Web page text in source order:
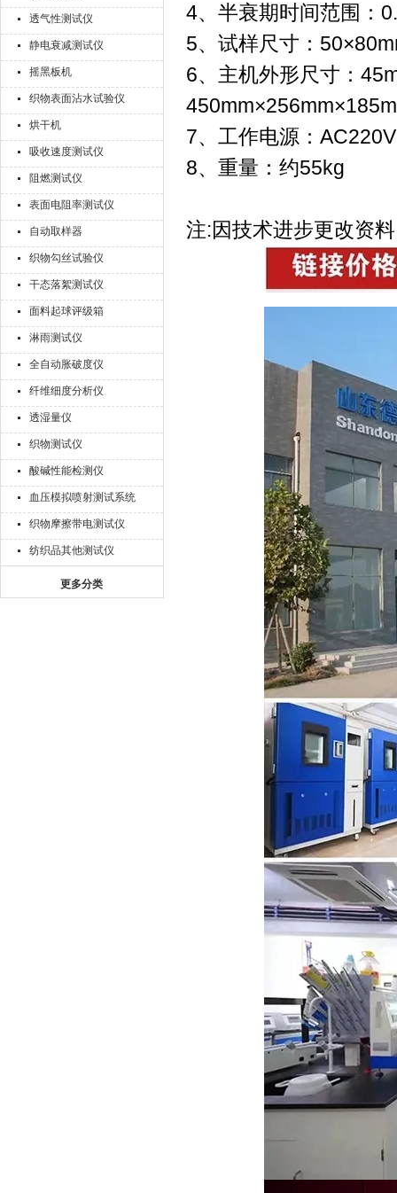
透气性测试仪
静电衰减测试仪
摇黑板机
织物表面沾水试验仪
烘干机
吸收速度测试仪
阻燃测试仪
表面电阻率测试仪
自动取样器
织物勾丝试验仪
干态落絮测试仪
面料起球评级箱
淋雨测试仪
全自动胀破度仪
纤维细度分析仪
透湿量仪
织物测试仪
酸碱性能检测仪
血压模拟喷射测试系统
织物摩擦带电测试仪
纺织品其他测试仪
更多分类
4、半衰期时间范围：
5、试样尺寸：
6、主机外形尺寸：
7、工作电源：
8、重量：约55kg
注:因技术进步更改资